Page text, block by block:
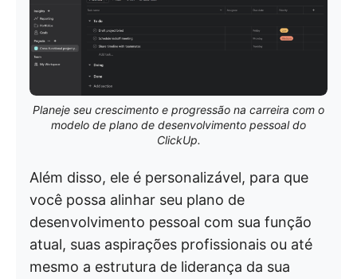
Planeje seu crescimento e progressão na carreira com o
modelo de plano de desenvolvimento pessoal do
ClickUp.
Além disso, ele é personalizável, para que
você possa alinhar seu plano de
desenvolvimento pessoal com sua função
atual, suas aspirações profissionais ou até
mesmo a estrutura de liderança da sua